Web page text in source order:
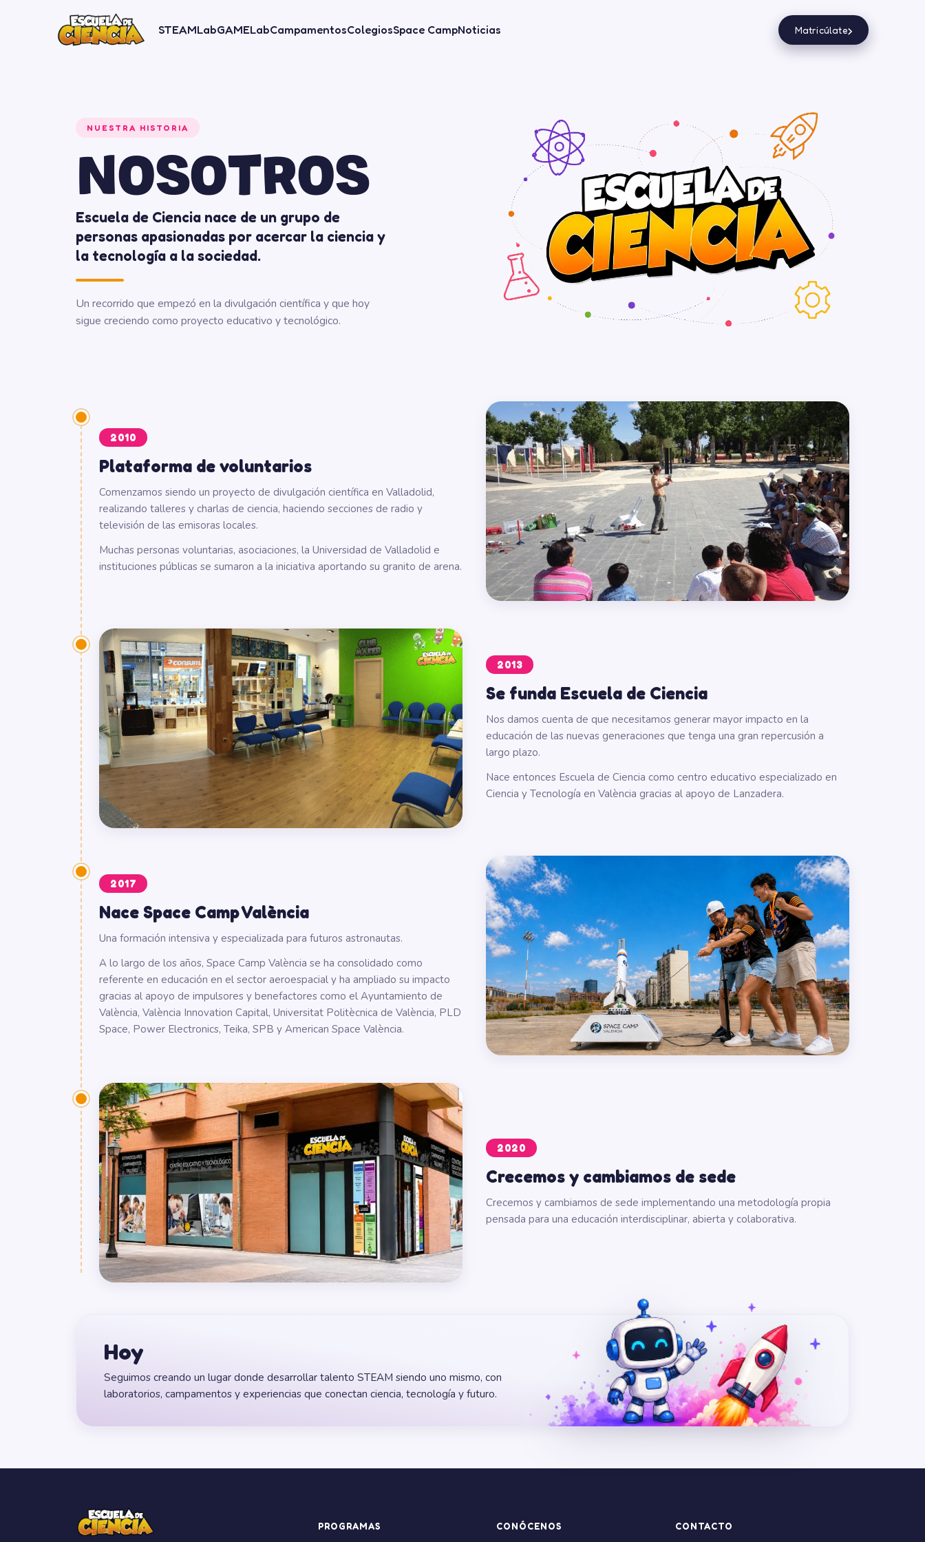
STEAMLabGAMELabCampamentosColegiosSpace CampNoticias Matricúlate›
NUESTRA HISTORIA
NOSOTROS
Escuela de Ciencia nace de un grupo de
personas apasionadas por acercar la ciencia y
la tecnología a la sociedad.
Un recorrido que empezó en la divulgación científica y que hoy
sigue creciendo como proyecto educativo y tecnológico.
2010
Plataforma de voluntarios
Comenzamos siendo un proyecto de divulgación científica en Valladolid,
realizando talleres y charlas de ciencia, haciendo secciones de radio y
televisión de las emisoras locales.
Muchas personas voluntarias, asociaciones, la Universidad de Valladolid e
instituciones públicas se sumaron a la iniciativa aportando su granito de arena.
2013
Se funda Escuela de Ciencia
Nos damos cuenta de que necesitamos generar mayor impacto en la
educación de las nuevas generaciones que tenga una gran repercusión a
largo plazo.
Nace entonces Escuela de Ciencia como centro educativo especializado en
Ciencia y Tecnología en València gracias al apoyo de Lanzadera.
2017
Nace Space Camp València
Una formación intensiva y especializada para futuros astronautas.
A lo largo de los años, Space Camp València se ha consolidado como
referente en educación en el sector aeroespacial y ha ampliado su impacto
gracias al apoyo de impulsores y benefactores como el Ayuntamiento de
València, València Innovation Capital, Universitat Politècnica de València, PLD
Space, Power Electronics, Teika, SPB y American Space València.
2020
Crecemos y cambiamos de sede
Crecemos y cambiamos de sede implementando una metodología propia
pensada para una educación interdisciplinar, abierta y colaborativa.
Hoy
Seguimos creando un lugar donde desarrollar talento STEAM siendo uno mismo, con
laboratorios, campamentos y experiencias que conectan ciencia, tecnología y futuro.
PROGRAMAS CONÓCENOS CONTACTO